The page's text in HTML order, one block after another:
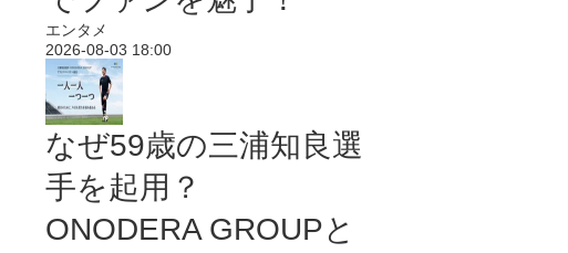
エンタメ
2026-08-03 18:00
なぜ59歳の三浦知良選
手を起用？
ONODERA GROUPと